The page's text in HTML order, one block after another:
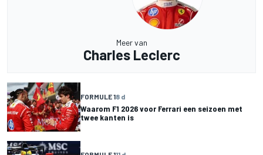
Meer van
Charles Leclerc
FORMULE 18 d
Waarom F1 2026 voor Ferrari een seizoen met
twee kanten is